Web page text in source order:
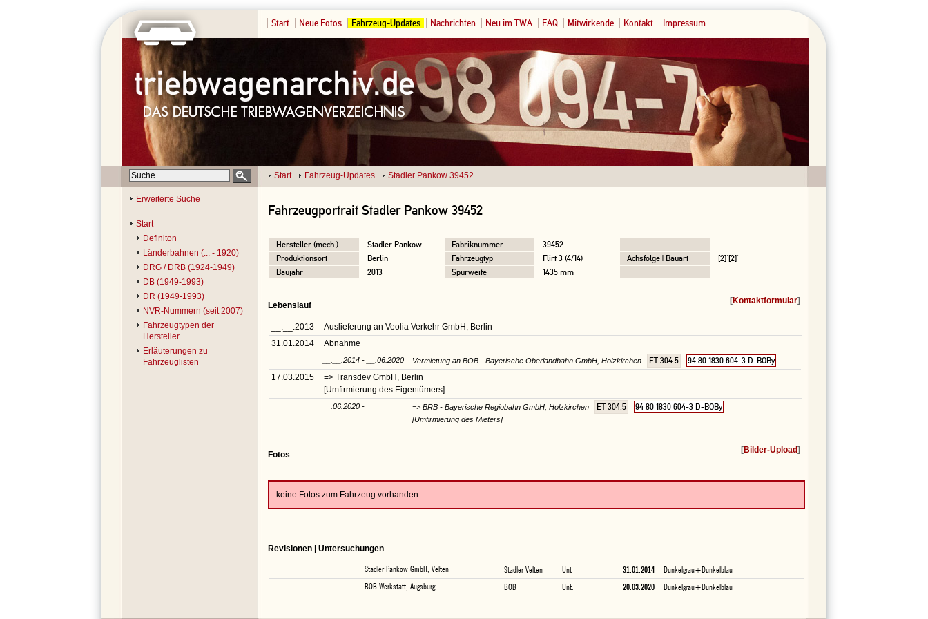
Start Neue Fotos Fahrzeug-Updates Nachrichten Neu im TWA FAQ Mitwirkende Kontakt Impressum
Start Fahrzeug-Updates Stadler Pankow 39452
Erweiterte Suche
Start
Definiton
Länderbahnen (... - 1920)
DRG / DRB (1924-1949)
DB (1949-1993)
DR (1949-1993)
NVR-Nummern (seit 2007)
Fahrzeugtypen der
Hersteller
Erläuterungen zu
Fahrzeuglisten
Fahrzeugportrait Stadler Pankow 39452
Hersteller (mech.) Stadler Pankow Fabriknummer
39452
Produktionsort
Berlin Fahrzeugtyp Flirt 3 (4/14) Achsfolge | Bauart
[2]'[2]'
Baujahr
2013 Spurweite 1435 mm
Lebenslauf [Kontaktformular]
__.__.2013
Auslieferung an Veolia Verkehr GmbH, Berlin
31.01.2014
Abnahme
__.__.2014 - __.06.2020 Vermietung an BOB - Bayerische Oberlandbahn GmbH, Holzkirchen ET 304.5
94 80 1830 604-3 D-BOBy
17.03.2015
=> Transdev GmbH, Berlin
[Umfirmierung des Eigentümers]
__.06.2020 - => BRB - Bayerische Regiobahn GmbH, Holzkirchen ET 304.5 94 80 1830 604-3 D-BOBy
[Umfirmierung des Mieters]
Fotos [Bilder-Upload]
keine Fotos zum Fahrzeug vorhanden
Revisionen | Untersuchungen
Stadler Pankow GmbH, Velten Stadler Velten Unt 31.01.2014
Dunkelgrau+Dunkelblau
BOB Werkstatt, Augsburg
BOB Unt. 20.03.2020 Dunkelgrau+Dunkelblau